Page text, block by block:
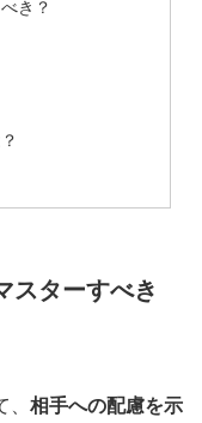
き？
スターすべき
相手への配慮を示